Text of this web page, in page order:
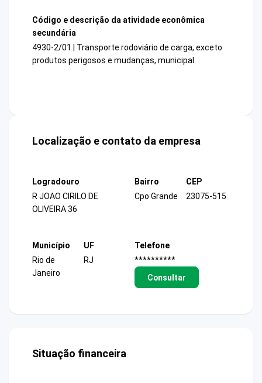
Código e descrição da atividade econômica
secundária
4930-2/01 | Transporte rodoviário de carga, exceto
produtos perigosos e mudanças, municipal.
Localização e contato da empresa
Logradouro
R JOAO CIRILO DE
OLIVEIRA 36
Bairro
Cpo Grande
CEP
23075-515
Município
Rio de
Janeiro
UF
RJ
Telefone
**********
Consultar
Situação financeira